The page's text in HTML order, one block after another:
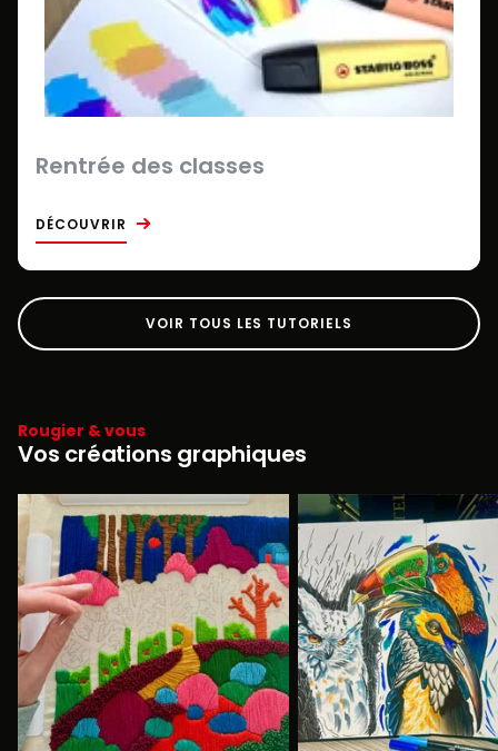
Rentrée des classes
DÉCOUVRIR
VOIR TOUS LES TUTORIELS
Rougier & vous
Vos créations graphiques